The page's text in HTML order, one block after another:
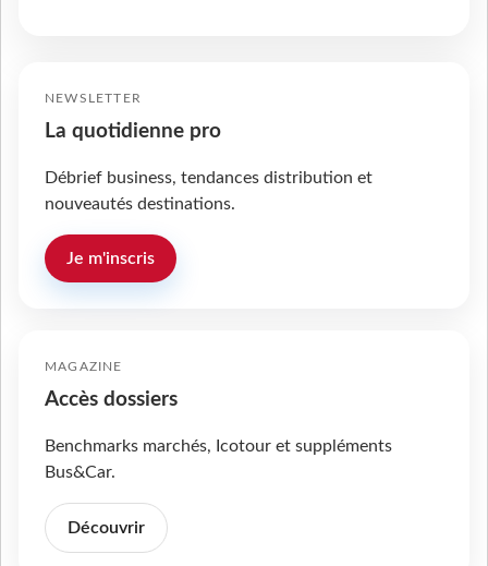
NEWSLETTER
La quotidienne pro
Débrief business, tendances distribution et
nouveautés destinations.
Je m'inscris
MAGAZINE
Accès dossiers
Benchmarks marchés, Icotour et suppléments
Bus&Car.
Découvrir